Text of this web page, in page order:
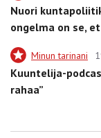
Nuori
ongelma on se,
Minun tarinani
Kuuntelija-
rahaa”